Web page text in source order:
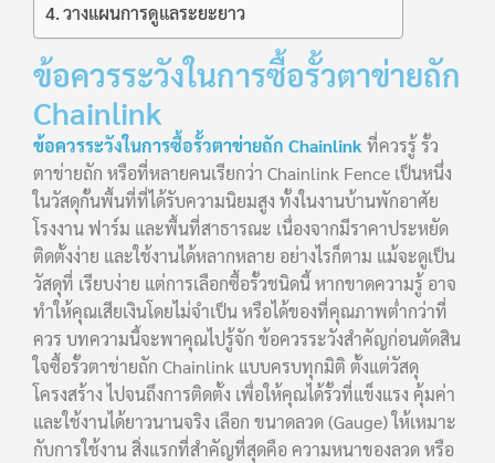
วางแผนการดูแลระยะยาว
ข้อควรระวังในการซื้อรั้วตาข่ายถัก
Chainlink
ข้อควรระวังในการซื้อรั้วตาข่ายถัก Chainlink ที่ควรรู้ รั้ว
ตาข่ายถัก หรือที่หลายคนเรียกว่า Chainlink Fence เป็นหนึ่ง
ในวัสดุกั้นพื้นที่ที่ได้รับความนิยมสูง ทั้งในงานบ้านพักอาศัย
โรงงาน ฟาร์ม และพื้นที่สาธารณะ เนื่องจากมีราคาประหยัด
ติดตั้งง่าย และใช้งานได้หลากหลาย อย่างไรก็ตาม แม้จะดูเป็น
วัสดุที่ เรียบง่าย แต่การเลือกซื้อรั้วชนิดนี้ หากขาดความรู้ อาจ
ทำให้คุณเสียเงินโดยไม่จำเป็น หรือได้ของที่คุณภาพต่ำกว่าที่
ควร บทความนี้จะพาคุณไปรู้จัก ข้อควรระวังสำคัญก่อนตัดสิน
ใจซื้อรั้วตาข่ายถัก Chainlink แบบครบทุกมิติ ตั้งแต่วัสดุ
โครงสร้าง ไปจนถึงการติดตั้ง เพื่อให้คุณได้รั้วที่แข็งแรง คุ้มค่า
และใช้งานได้ยาวนานจริง เลือก ขนาดลวด (Gauge) ให้เหมาะ
กับการใช้งาน สิ่งแรกที่สำคัญที่สุดคือ ความหนาของลวด หรือ